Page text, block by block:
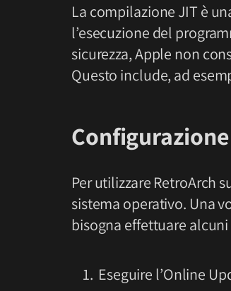
La compilazione JIT è
l’esecuzione del
sicurezza, Apple non
Questo include, ad
Per utilizzare RetroArch
sistema operativo. Una
bisogna effettuare
Eseguire l’Online